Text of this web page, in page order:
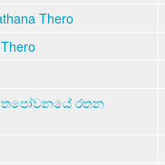
Thero
තපෝවනයේ රතන